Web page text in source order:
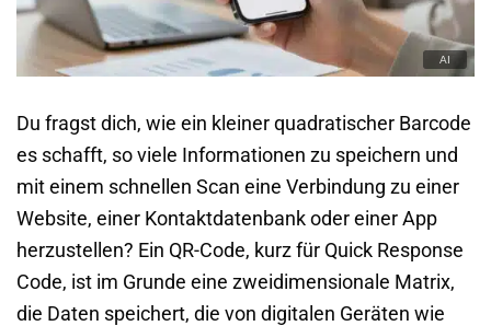
Du fragst dich, wie ein kleiner quadratischer Barcode
es schafft, so viele Informationen zu speichern und
mit einem schnellen Scan eine Verbindung zu einer
Website, einer Kontaktdatenbank oder einer App
herzustellen? Ein QR-Code, kurz für Quick Response
Code, ist im Grunde eine zweidimensionale Matrix,
die Daten speichert, die von digitalen Geräten wie